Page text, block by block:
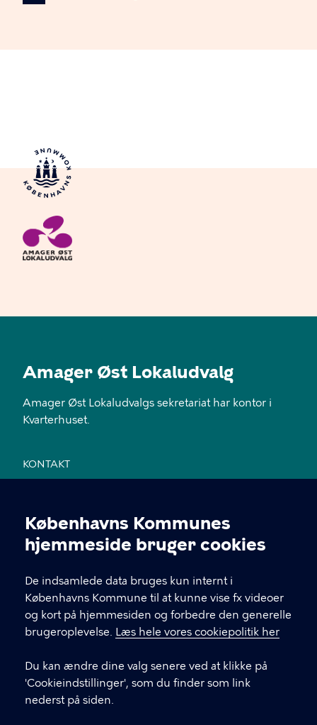
Cookieindstillinger
Københavns Kommunes
hjemmeside bruger cookies
De indsamlede data bruges kun internt i
Københavns Kommune til at kunne vise fx videoer
og kort på hjemmesiden og forbedre den generelle
brugeroplevelse. Læs hele vores cookiepolitik her
Du kan ændre dine valg senere ved at klikke på
'Cookieindstillinger', som du finder som link
nederst på siden.
Amager Øst Lokaludvalg
Amager Øst Lokaludvalgs sekretariat har kontor i
Kvarterhuset.
KONTAKT
28 11 94 54
EAN nr. 5798009800459
LINKS
Send mail til sekretariatet
Facebook
Instagram